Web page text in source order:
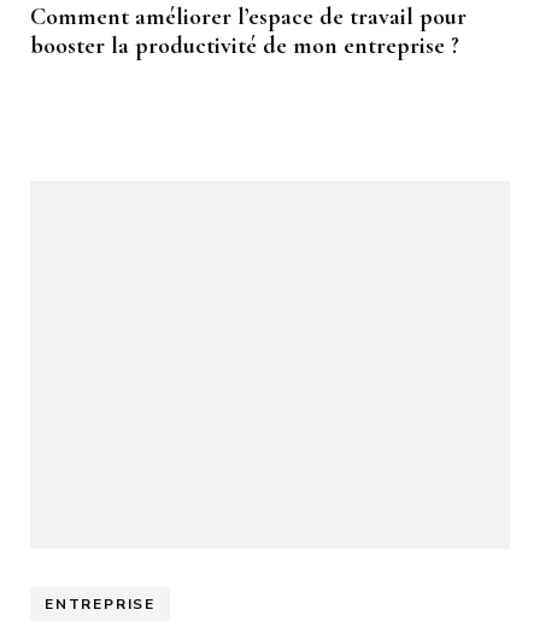
Comment améliorer l’espace de travail pour
booster la productivité de mon entreprise ?
ENTREPRISE